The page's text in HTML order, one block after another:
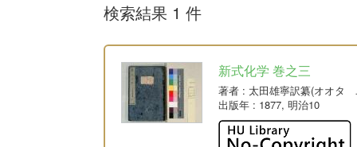
検索結果 1 件
新式化学 巻之三
著者 : 太田雄寧訳纂(オオタ
出版年 : 1877, 明治10